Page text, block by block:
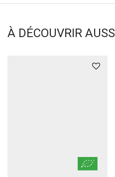
À DÉCOUVRIR